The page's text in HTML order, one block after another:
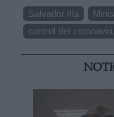
Salvador Illa
control del